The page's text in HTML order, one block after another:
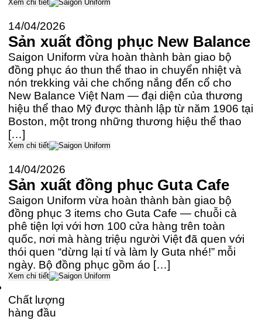
Xem chi tiết
14/04/2026
Sản xuất đồng phục New Balance
Saigon Uniform vừa hoàn thành bàn giao bộ
đồng phục áo thun thể thao in chuyển nhiệt và
nón trekking vải che chống nắng đến cổ cho
New Balance Việt Nam — đại diện của thương
hiệu thể thao Mỹ được thành lập từ năm 1906 tại
Boston, một trong những thương hiệu thể thao
[…]
Xem chi tiết
14/04/2026
Sản xuất đồng phục Guta Cafe
Saigon Uniform vừa hoàn thành bàn giao bộ
đồng phục 3 items cho Guta Cafe — chuỗi cà
phê tiện lợi với hơn 100 cửa hàng trên toàn
quốc, nơi mà hàng triệu người Việt đã quen với
thói quen “dừng lại tí và làm ly Guta nhé!” mỗi
ngày. Bộ đồng phục gồm áo […]
Xem chi tiết
Chất lượng
hàng đầu